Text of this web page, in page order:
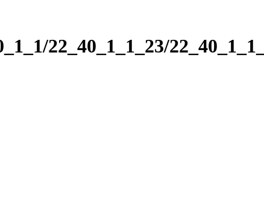
22_40_1_1_23/